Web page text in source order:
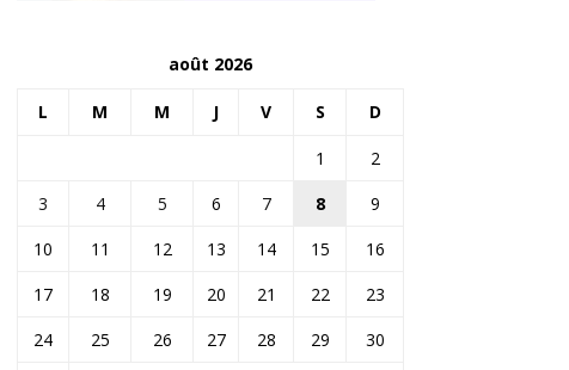
août 2026
L M M J V S D
1
2
3
4 5 6 7 8
9
10
11 12 13 14 15
16
17
18 19 20 21 22
23
24
25 26 27 28 29
30